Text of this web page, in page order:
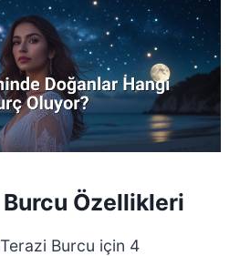
Özellikleri
Terazi Burcu için 4